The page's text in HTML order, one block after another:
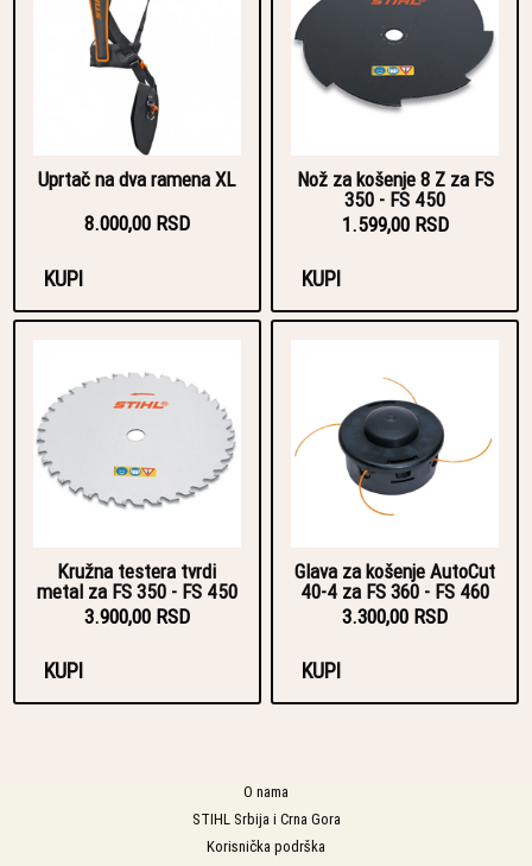
Uprtač na dva ramena XL
8.000,00 RSD
KUPI
Nož za košenje 8 Z za FS
350 - FS 450
1.599,00 RSD
KUPI
Kružna testera tvrdi
metal za FS 350 - FS 450
3.900,00 RSD
KUPI
Glava za košenje AutoCut
40-4 za FS 360 - FS 460
3.300,00 RSD
KUPI
O nama
STIHL Srbija i Crna Gora
Korisnička podrška